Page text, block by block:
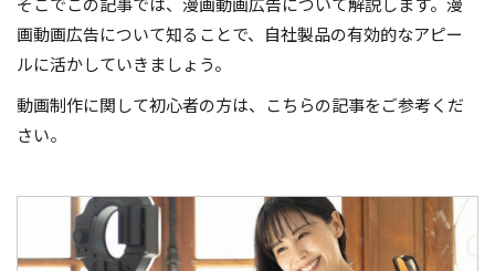
画動画広告について知ることで、自社製品の有効的なアピー
ルに活かしていきましょう。
動画制作に関して初心者の方は、こちらの記事をご参考くだ
さい。